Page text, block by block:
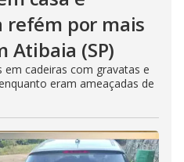
por mais
Atibaia (SP)
cadeiras com gravatas e
eram ameaçadas de